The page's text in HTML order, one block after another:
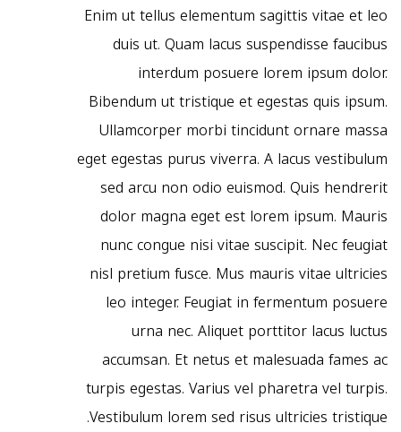
Enim ut tellus elementum sagittis vitae et leo
duis ut. Quam lacus suspendisse faucibus
interdum posuere lorem ipsum dolor.
Bibendum ut tristique et egestas quis ipsum.
Ullamcorper morbi tincidunt ornare massa
eget egestas purus viverra. A lacus vestibulum
sed arcu non odio euismod. Quis hendrerit
dolor magna eget est lorem ipsum. Mauris
nunc congue nisi vitae suscipit. Nec feugiat
nisl pretium fusce. Mus mauris vitae ultricies
leo integer. Feugiat in fermentum posuere
urna nec. Aliquet porttitor lacus luctus
accumsan. Et netus et malesuada fames ac
turpis egestas. Varius vel pharetra vel turpis.
Vestibulum lorem sed risus ultricies tristique.